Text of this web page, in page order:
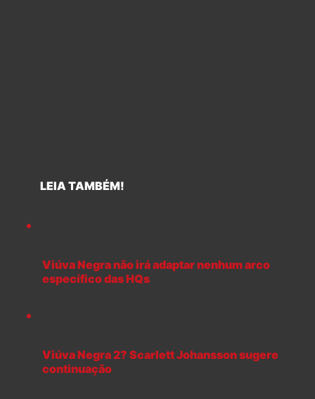
LEIA TAMBÉM!
Viúva Negra não irá adaptar nenhum arco
específico das HQs
Viúva Negra 2? Scarlett Johansson sugere
continuação